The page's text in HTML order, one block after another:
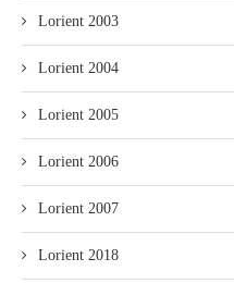
Lorient 2003
Lorient 2004
Lorient 2005
Lorient 2006
Lorient 2007
Lorient 2018